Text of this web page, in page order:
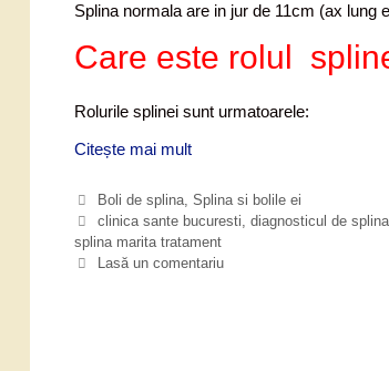
Splina normala are in jur de 11cm (ax lung
Care este rolul
Rolurile splinei sunt urmatoarele:
Citește mai mult
r
e
r
e
C
a
t
Boli de splina, Splina si bolile ei
E
t
clinica sante bucuresti diagnosticul de
splina marita tratament
Lasă un comentariu